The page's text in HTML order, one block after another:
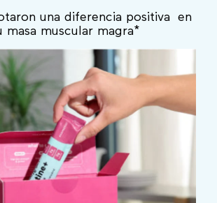
una diferencia positiva en
masa muscular magra*